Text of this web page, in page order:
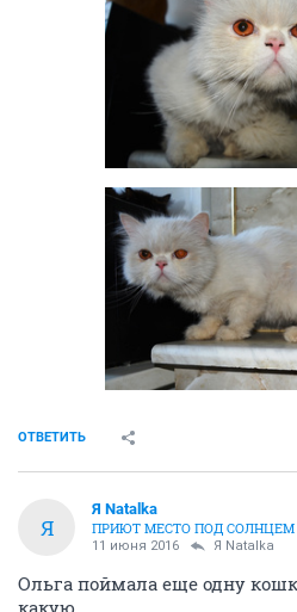
ОТВЕТИТЬ
Я
Я Natalka
ПРИЮТ МЕСТО ПОД СОЛНЦЕМ
11 июня 2016 Я Natalka
Ольга поймала еще одну